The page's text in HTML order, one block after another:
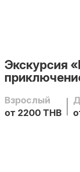
Экскурсия
Взрослый
от 2200 THB